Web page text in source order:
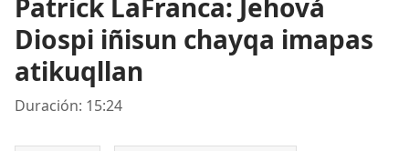
Patrick LaFranca: Jehová
Diospi iñisun chayqa imapas
atikuqllan
Duración: 15:24